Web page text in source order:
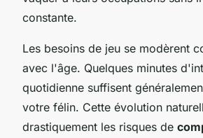
constante.
Les besoins de jeu se modèrent
avec l'âge. Quelques minutes
quotidienne suffisent
votre félin. Cette évolution
drastiquement les risques de